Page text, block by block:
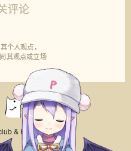
评论
个人观点，
其观点或立场
& Hayate[info]